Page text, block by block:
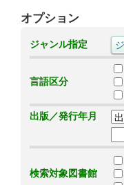
オプション
ジャンル指定
言語区分
出版／発行年月
検索対象図書館